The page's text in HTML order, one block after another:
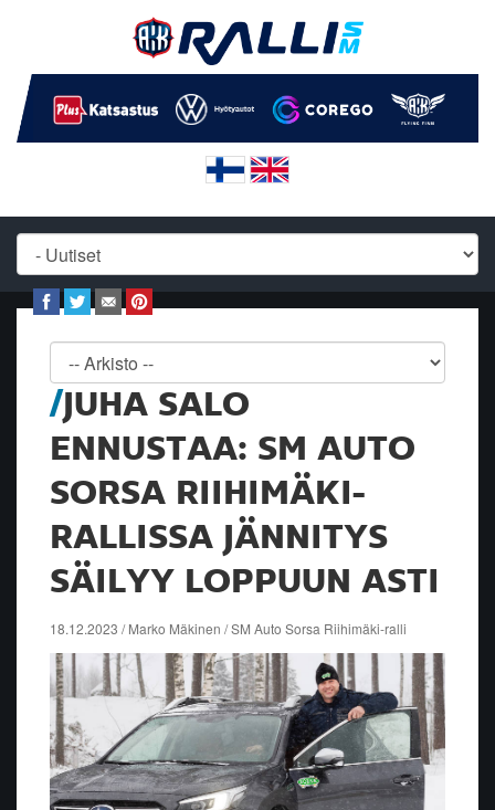
JUHA SALO
ENNUSTAA: SM AUTO
SORSA RIIHIMÄKI-
RALLISSA JÄNNITYS
SÄILYY LOPPUUN ASTI
18.12.2023 / Marko Mäkinen / SM Auto Sorsa Riihimäki-ralli